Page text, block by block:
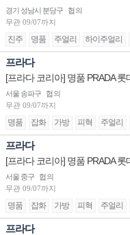
경기 성남시 분당구
협의
무관09/07까지
진주 명품 주얼리 하이주얼리
프라다
서울 송파구
협의
무관09/07까지
명품 잡화 가방 피혁 주얼리
프라다
서울 중구
협의
무관09/07까지
명품 잡화 가방 피혁 주얼리
프라다